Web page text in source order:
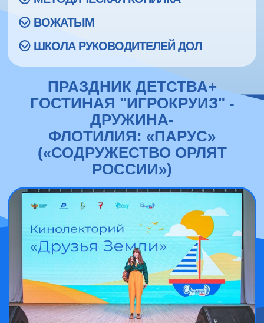
ВОЖАТЫМ
ШКОЛА РУКОВОДИТЕЛЕЙ ДОЛ
ПРАЗДНИК ДЕТСТВА+
ГОСТИНАЯ "ИГРОКРУИЗ" -
ДРУЖИНА-
ФЛОТИЛИЯ: «ПАРУС»
(«СОДРУЖЕСТВО ОРЛЯТ
РОССИИ»)